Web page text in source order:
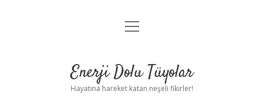
Anasayfa
Yasal Uyarı
menüyü
Enerji Dolu Tüyolar
Hayatına hareket katan neşeli fikirler!